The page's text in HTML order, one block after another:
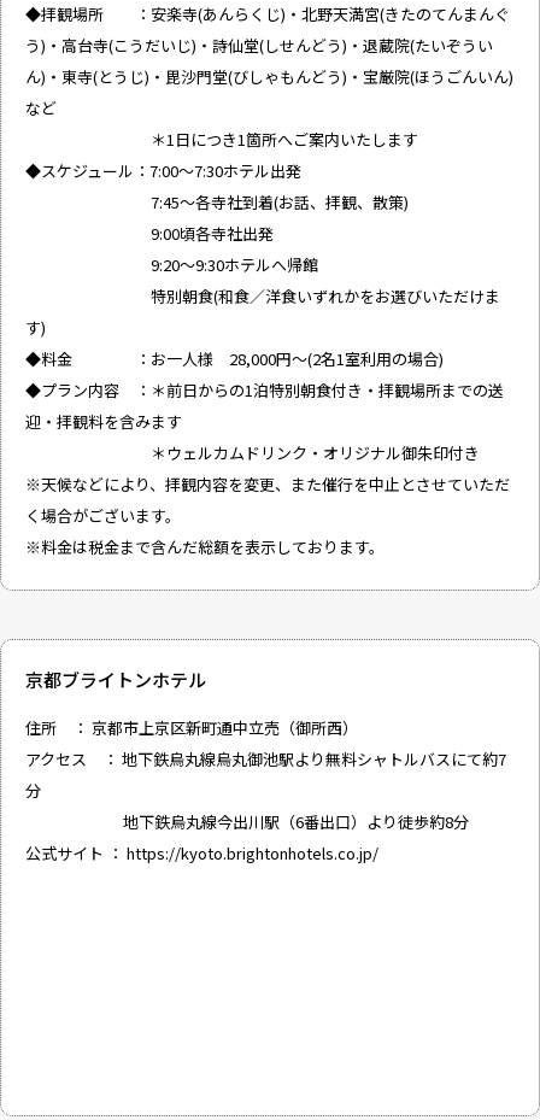
◆拝観場所 ：安楽寺(あんらくじ)・北野天満宮(きたのてんまんぐ
う)・高台寺(こうだいじ)・詩仙堂(しせんどう)・退蔵院(たいぞうい
ん)・東寺(とうじ)・毘沙門堂(びしゃもんどう)・宝厳院(ほうごんいん)
など
＊1日につき1箇所へご案内いたします
◆スケジュール：7:00～7:30ホテル出発
7:45～各寺社到着(お話、拝観、散策)
9:00頃各寺社出発
9:20～9:30ホテルへ帰館
特別朝食(和食／洋食いずれかをお選びいただけま
す)
◆料金 ：お一人様 28,000円～(2名1室利用の場合)
◆プラン内容 ：＊前日からの1泊特別朝食付き・拝観場所までの送
迎・拝観料を含みます
＊ウェルカムドリンク・オリジナル御朱印付き
※天候などにより、拝観内容を変更、また催行を中止とさせていただ
く場合がございます。
※料金は税金まで含んだ総額を表示しております。
京都ブライトンホテル
住所 ： 京都市上京区新町通中立売（御所西）
アクセス ： 地下鉄烏丸線烏丸御池駅より無料シャトルバスにて約7
分
地下鉄烏丸線今出川駅（6番出口）より徒歩約8分
公式サイト ： https://kyoto.brightonhotels.co.jp/